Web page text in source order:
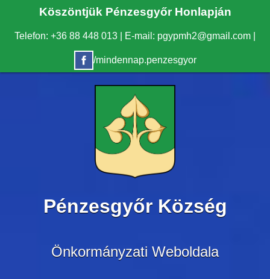
Köszöntjük Pénzesgyőr Honlapján
Telefon: +36 88 448 013 E-mail: pgypmh2@gmail.com
/mindennap.penzesgyor
Pénzesgyőr Község
Önkormányzati Weboldala